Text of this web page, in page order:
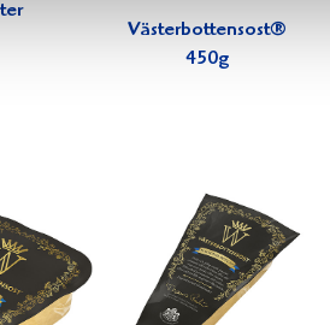
Västerbottensost®
450g